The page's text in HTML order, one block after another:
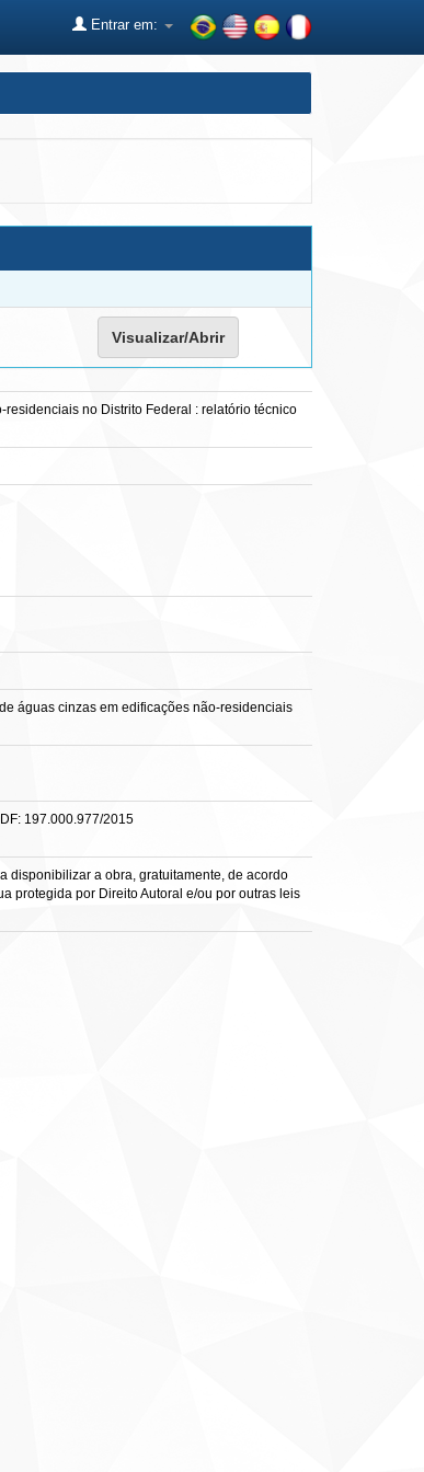
Entrar em:
Visualizar/Abrir
no Distrito Federal : relatório técnico
águas cinzas em edificações não-residenciais
197.000.977/2015
disponibilizar a obra, gratuitamente, de acordo
protegida por Direito Autoral e/ou por outras leis